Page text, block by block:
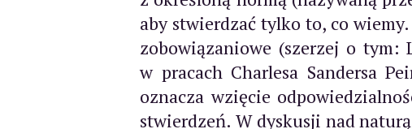
aby stwierdzać tylko to, co
zobowiązaniowe (szerzej o tym:
w pracach Charlesa Sandersa
oznacza wzięcie
stwierdzeń. W dyskusji nad